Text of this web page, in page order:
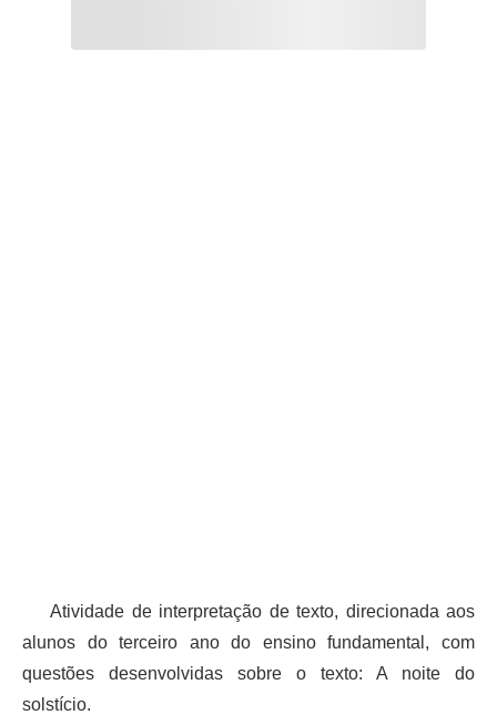
Atividade de interpretação de texto, direcionada aos
alunos do terceiro ano do ensino fundamental, com
questões desenvolvidas sobre o texto: A noite do
solstício.